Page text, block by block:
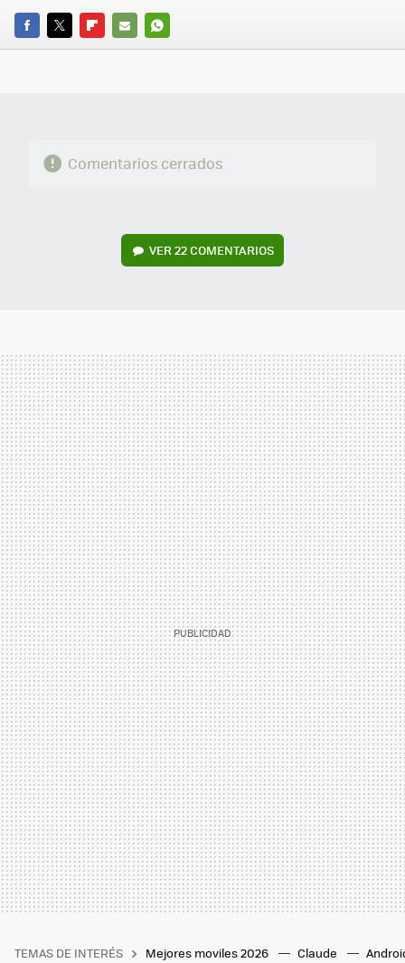
FACEBOOK
TWITTERFLIPBOARD
E-
WHATSAPP
Comentarios cerrados
VER22 COMENTARIOS
TEMAS DE INTERÉS Mejores moviles 2026 Claude